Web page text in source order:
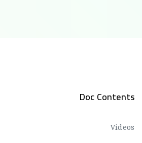
Doc Contents
Videos